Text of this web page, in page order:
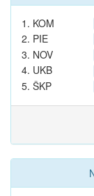
1. KOM
2. PIE
3. NOV
4. UKB
5. ŠKP